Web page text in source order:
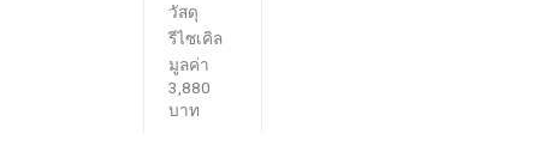
วัสดุ
รีไซเคิล
มูลค่า
3,880
บาท